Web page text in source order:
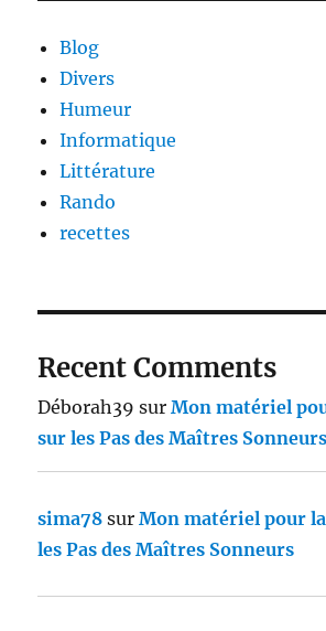
Blog
Divers
Humeur
Informatique
Littérature
Rando
recettes
Recent Comments
Déborah39 surMon matériel
sur les Pas des Maîtres Sonneurs
sima78 surMon matériel pour
les Pas des Maîtres Sonneurs